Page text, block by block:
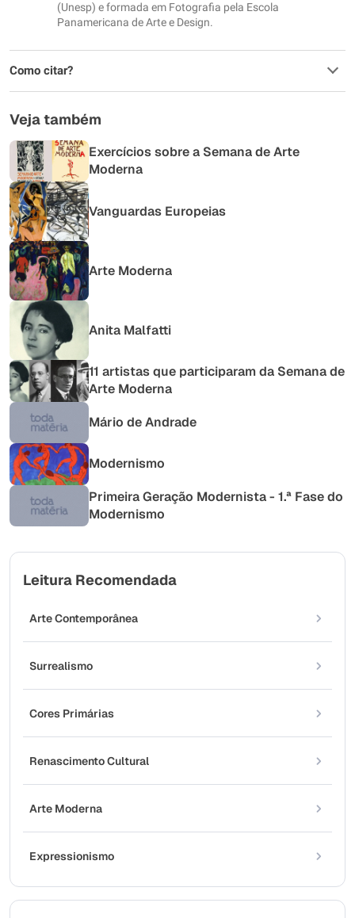
(Unesp) e formada em Fotografia pela Escola
Panamericana de Arte e Design.
Como citar?
Veja também
Exercícios sobre a Semana de Arte
Moderna
Vanguardas Europeias
Arte Moderna
Anita Malfatti
11 artistas que participaram da Semana de
Arte Moderna
Mário de Andrade
Modernismo
Primeira Geração Modernista - 1.ª Fase do
Modernismo
Leitura Recomendada
Arte Contemporânea
Surrealismo
Cores Primárias
Renascimento Cultural
Arte Moderna
Expressionismo